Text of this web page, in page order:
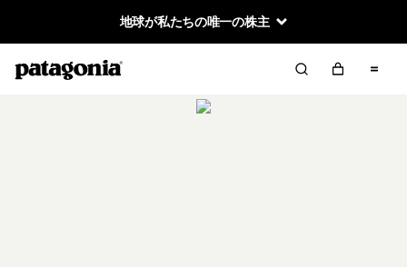
地球が私たちの唯一の株主